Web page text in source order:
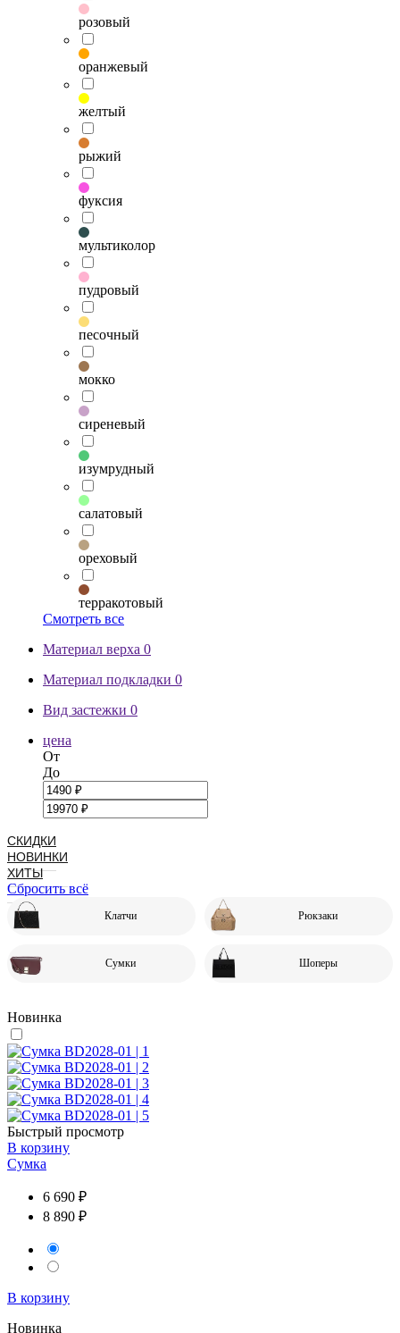
розовый
оранжевый
желтый
рыжий
фуксия
мультиколор
пудровый
песочный
мокко
сиреневый
изумрудный
салатовый
ореховый
терракотовый
Смотреть все
Материал верха 0
Материал подкладки 0
Вид застежки 0
цена
От
До
СКИДКИ
НОВИНКИ
ХИТЫ
Сбросить всё
Клатчи Рюкзаки
Сумки Шоперы
Новинка
Быстрый просмотр
В корзину
Сумка
6 690 ₽
8 890 ₽
В корзину
Новинка